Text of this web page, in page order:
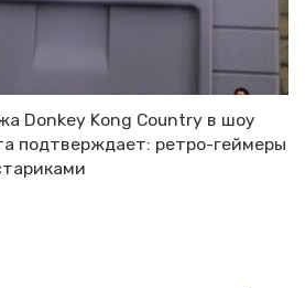
Donkey Kong Country в шоу
подтверждает: ретро-геймеры